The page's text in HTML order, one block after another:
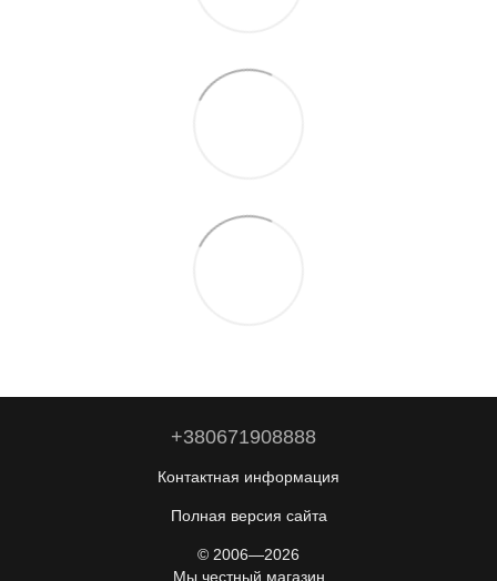
+380671908888
Контактная информация
Полная версия сайта
© 2006—2026
Мы честный магазин